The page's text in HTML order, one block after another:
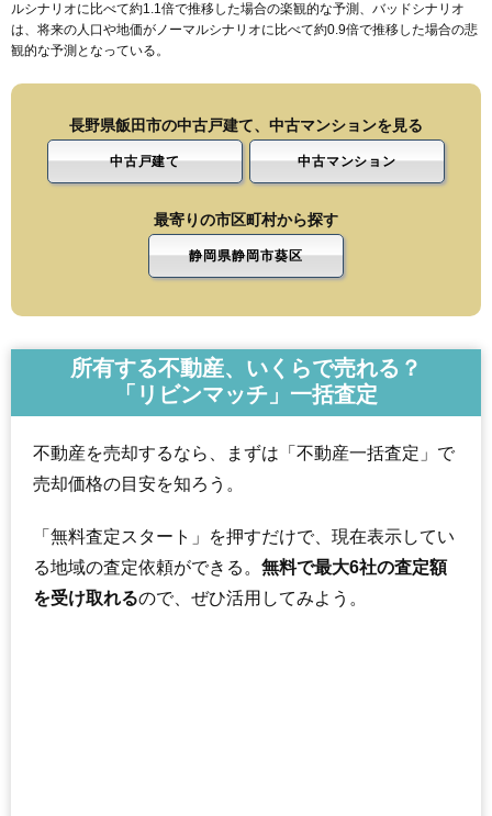
ルシナリオに比べて約1.1倍で推移した場合の楽観的な予測、バッドシナリオ
は、将来の人口や地価がノーマルシナリオに比べて約0.9倍で推移した場合の悲
観的な予測となっている。
長野県飯田市の中古戸建て、中古マンションを見る
中古戸建て 中古マンション
最寄りの市区町村から探す
静岡県静岡市葵区
所有する不動産、いくらで売れる？
「リビンマッチ」一括査定
不動産を売却するなら、まずは「不動産一括査定」で
売却価格の目安を知ろう。
「無料査定スタート」を押すだけで、現在表示してい
る地域の査定依頼ができる。 無料で最大6社の査定額
を受け取れるので、ぜひ活用してみよう。